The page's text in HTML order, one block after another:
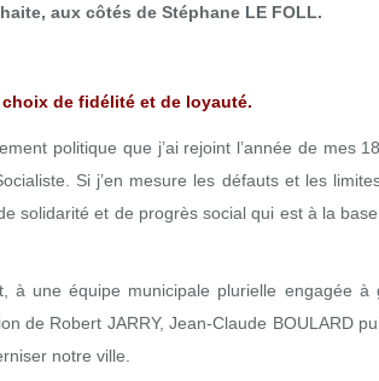
aux côtés de Stéphane LE FOLL.
choix de fidélité et de loyauté.
politique que j’ai rejoint l’année de mes
Si j’en mesure les défauts et les
solidarité et de progrès social qui est à la
à une équipe municipale plurielle engagée à
de Robert JARRY, Jean-Claude BOULARD
notre ville.